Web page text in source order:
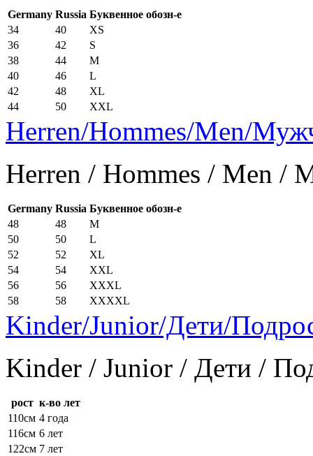
Germany Russia Буквенное обозн-е
34
40
XS
36
42
S
38
44
M
40
46
L
42
48
XL
44
50 XXL
Herren/Hommes/Men/
Herren / Hommes / Men /
Germany Russia Буквенное обозн-е
48
48
M
50
50
L
52
52
XL
54
54
XXL
56
56
XXXL
58
58 XXXXL
Kinder/Junior/Дети/
Kinder / Junior / Дети /
рост к-во лет
110см 4 года
116см 6 лет
122см 7 лет